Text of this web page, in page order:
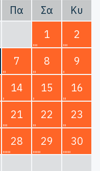
Πα Σα
Κυ
1
2
7 8
9
14 15
16
21 22
23
28 29
30